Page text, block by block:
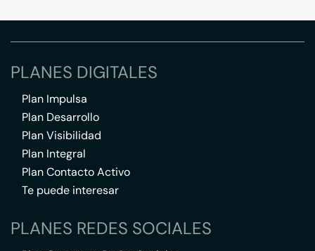
PLANES DIGITALES
Plan Impulsa
Plan Desarrollo
Plan Visibilidad
Plan Integral
Plan Contacto Activo
Te puede interesar
PLANES REDES SOCIALES